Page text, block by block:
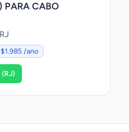
PARA CABO
/ano